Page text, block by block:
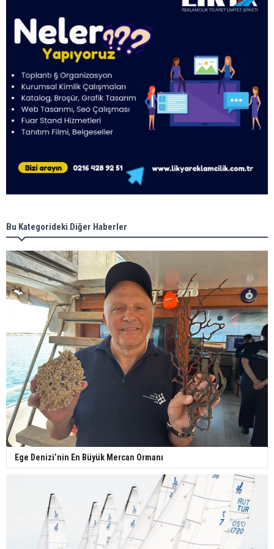
Bu Kategorideki Diğer Haberler
Ege Denizi’nin En Büyük Mercan Ormanı